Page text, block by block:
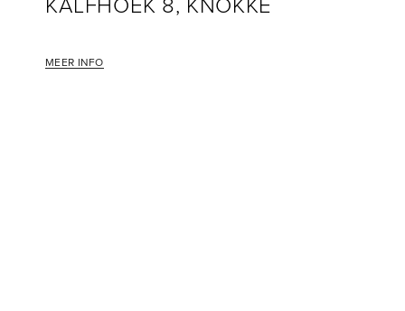
KALFHOEK 8, KNOKKE
MEER INFO